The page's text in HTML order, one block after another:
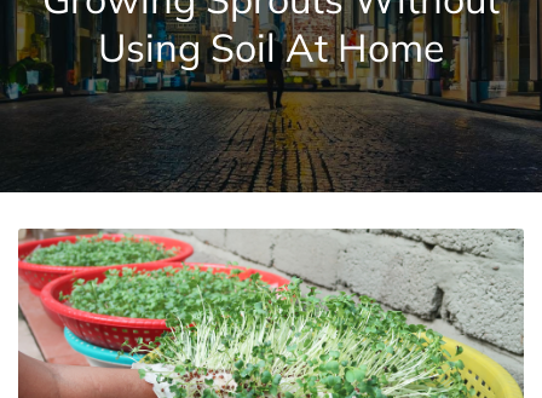
Using Soil At Home